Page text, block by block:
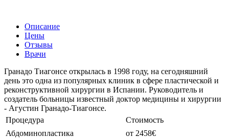
Описание
Цены
Отзывы
Врачи
Гранадо Тиагонсе открылась в 1998 году, на сегодняшний
день это одна из популярных клиник в сфере пластической и
реконструктивной хирургии в Испании. Руководитель и
создатель больницы известный доктор медицины и хирургии
- Агустин Гранадо-Тиагонсе.
Процедура
Стоимость
Абдоминопластика
от 2458€